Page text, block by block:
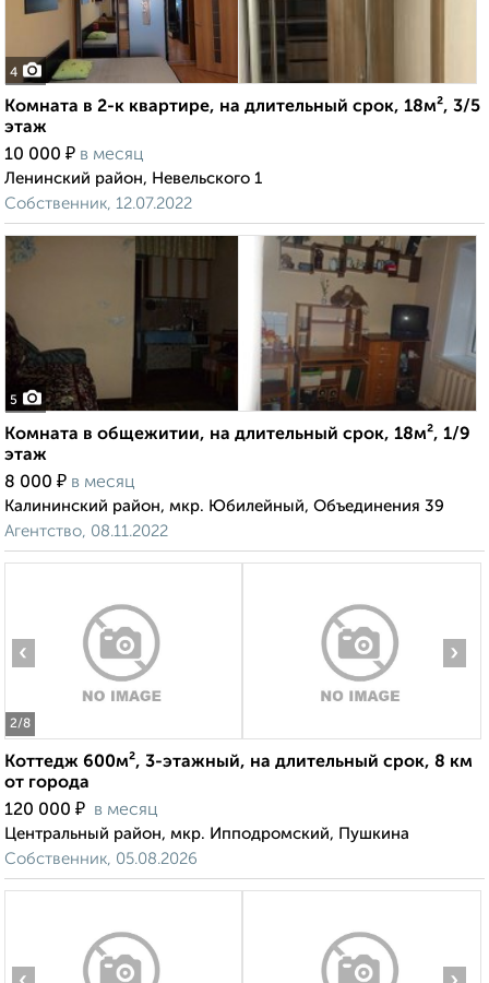
4
Комната в 2-к квартире, на длительный срок, 18м², 3/5
этаж
10 000 ₽ в месяц
Ленинский район, Невельского 1
Собственник, 12.07.2022
5
Комната в общежитии, на длительный срок, 18м², 1/9
этаж
8 000 ₽ в месяц
Калининский район, мкр. Юбилейный, Объединения 39
Агентство, 08.11.2022
2/8
‹ ›
Коттедж 600м², 3-этажный, на длительный срок, 8 км
от города
120 000 ₽ в месяц
Центральный район, мкр. Ипподромский, Пушкина
Собственник, 05.08.2026